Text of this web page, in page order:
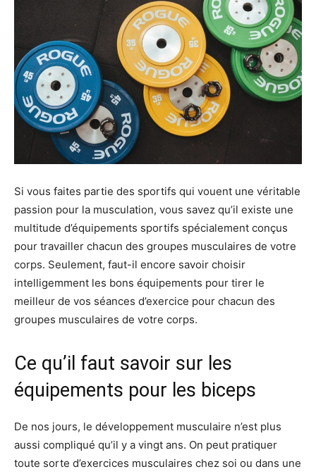
Si vous faites partie des sportifs qui vouent une véritable
passion pour la musculation, vous savez qu’il existe une
multitude d’équipements sportifs spécialement conçus
pour travailler chacun des groupes musculaires de votre
corps. Seulement, faut-il encore savoir choisir
intelligemment les bons équipements pour tirer le
meilleur de vos séances d’exercice pour chacun des
groupes musculaires de votre corps.
Ce qu’il faut savoir sur les
équipements pour les biceps
De nos jours, le développement musculaire n’est plus
aussi compliqué qu’il y a vingt ans. On peut pratiquer
toute sorte d’exercices musculaires chez soi ou dans une